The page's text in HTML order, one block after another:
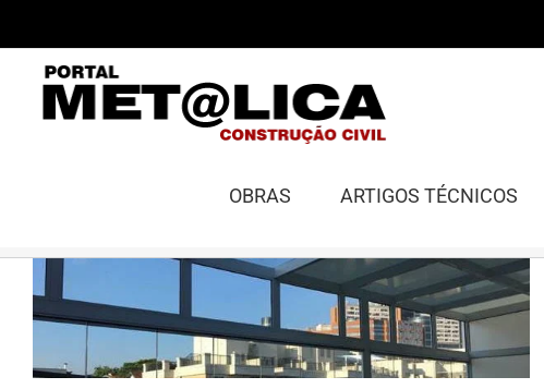
conteúdo
OBRAS ARTIGOS TÉCNICOS